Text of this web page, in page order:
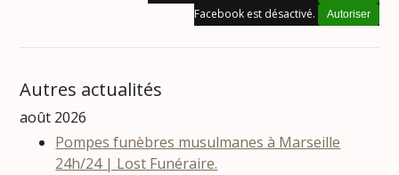
Facebook est désactivé. Autoriser
Autres actualités
août 2026
Pompes funèbres musulmanes à Marseille
24h/24 | Lost Funéraire.